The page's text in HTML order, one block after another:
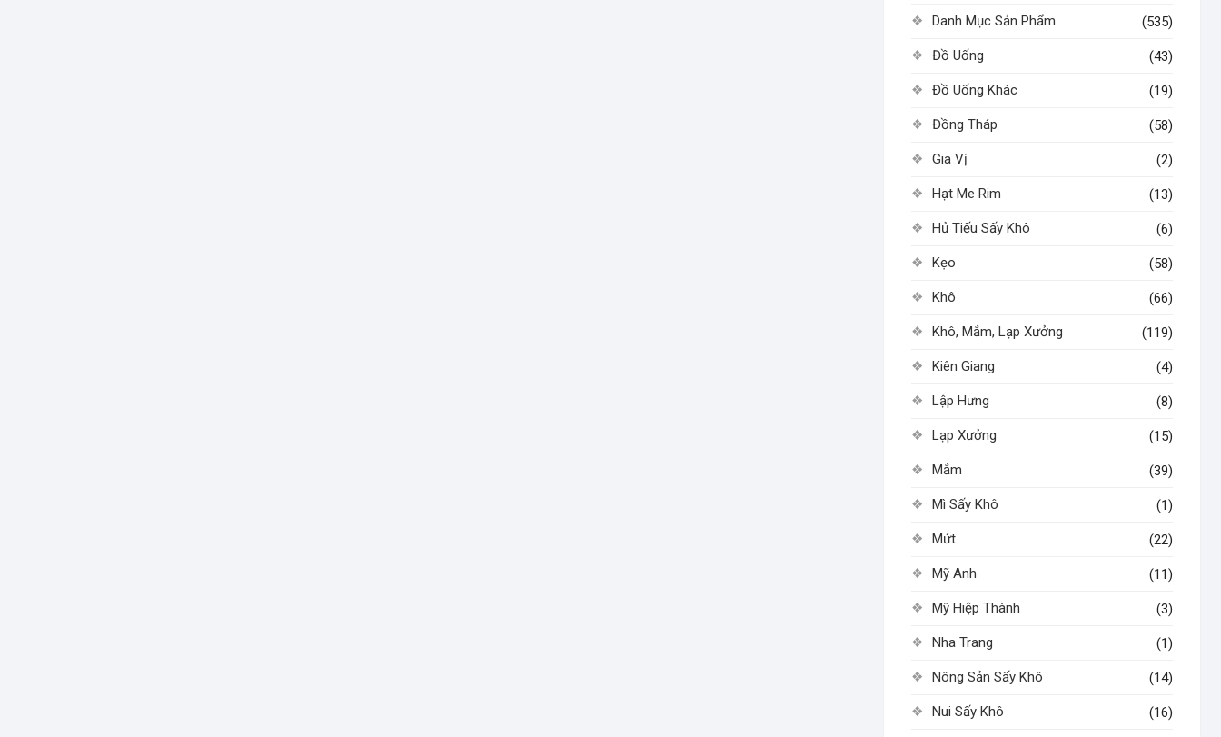
Danh Mục Sản Phẩm (535)
Đồ Uống (43)
Đồ Uống Khác (19)
Đồng Tháp (58)
Gia Vị (2)
Hạt Me Rim (13)
Hủ Tiếu Sấy Khô (6)
Kẹo (58)
Khô (66)
Khô, Mắm, Lạp Xưởng (119)
Kiên Giang (4)
Lập Hưng (8)
Lạp Xưởng (15)
Mắm (39)
Mì Sấy Khô (1)
Mứt (22)
Mỹ Anh (11)
Mỹ Hiệp Thành (3)
Nha Trang (1)
Nông Sản Sấy Khô (14)
Nui Sấy Khô (16)